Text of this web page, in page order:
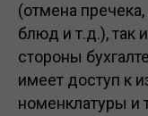
(отмена
блюд и т.д.), так
стороны
имеет доступ к
номенклатуры и